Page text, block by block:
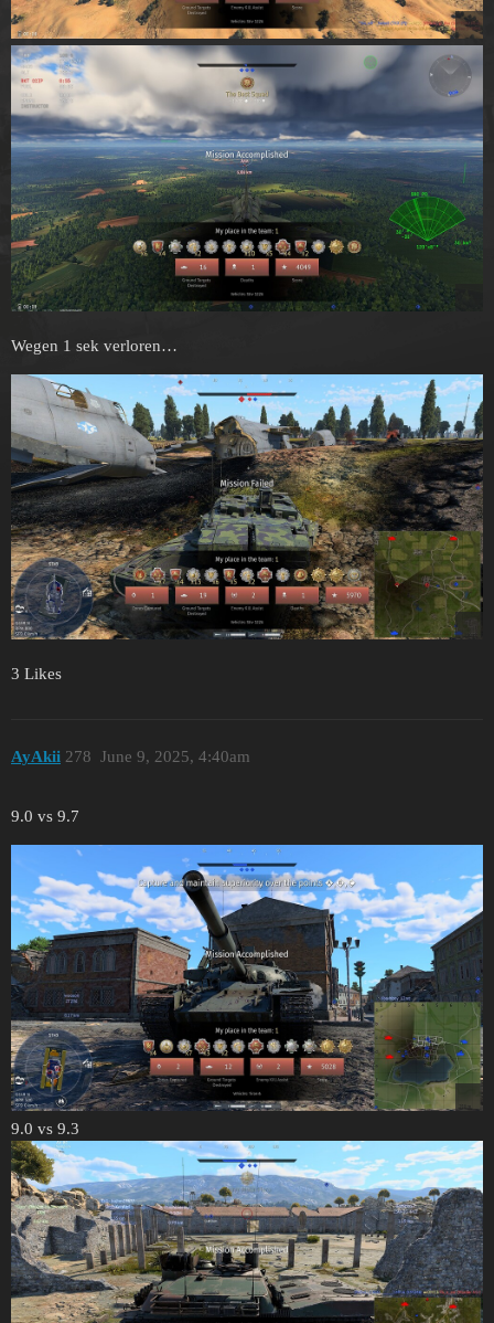
Wegen 1 sek verloren…
3 Likes
AyAkii June 9, 2025, 4:40am
278
9.0 vs 9.7
9.0 vs 9.3